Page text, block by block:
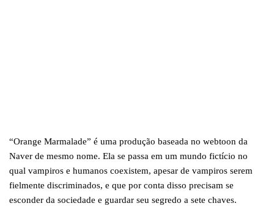
“Orange Marmalade” é uma produção baseada no webtoon da
Naver de mesmo nome. Ela se passa em um mundo fictício no
qual vampiros e humanos coexistem, apesar de vampiros serem
fielmente discriminados, e que por conta disso precisam se
esconder da sociedade e guardar seu segredo a sete chaves.